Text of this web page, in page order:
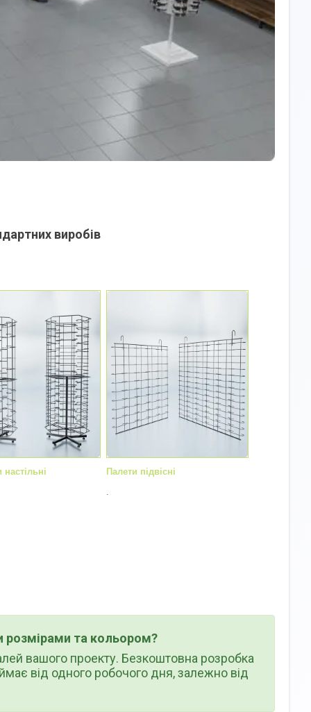
виробів
Палети підвісні
розмірами та кольором?
вашого проекту. Безкоштовна розробка
від одного робочого дня, залежно від